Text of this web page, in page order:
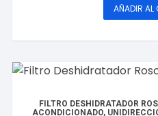
AÑADIR AL
FILTRO DESHIDRATADOR
ACONDICIONADO,